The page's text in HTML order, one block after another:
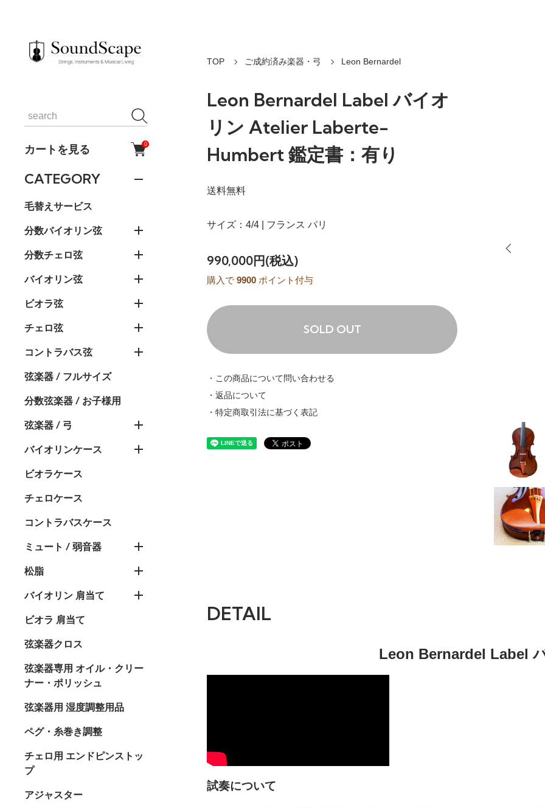
カートを見る 0
CATEGORY
毛替えサービス
分数バイオリン弦
分数チェロ弦
バイオリン弦
ビオラ弦
チェロ弦
コントラバス弦
弦楽器 / フルサイズ
分数弦楽器 / お子様用
弦楽器 / 弓
バイオリンケース
ビオラケース
チェロケース
コントラバスケース
ミュート / 弱音器
松脂
バイオリン 肩当て
ビオラ 肩当て
弦楽器クロス
弦楽器専用 オイル・クリー
ナー・ポリッシュ
弦楽器用 湿度調整用品
ペグ・糸巻き調整
チェロ用 エンドピンストッ
プ
アジャスター
TOP ご成約済み楽器・弓 Leon Bernardel
Leon Bernardel Label バイオ
リン Atelier Laberte-
Humbert 鑑定書：有り
送料無料
サイズ：4/4 | フランス パリ
990,000円(税込)
購入で 9900 ポイント付与
SOLD OUT
・この商品について問い合わせる
・返品について
・特定商取引法に基づく表記
DETAIL
Leon Bernardel Label
試奏について